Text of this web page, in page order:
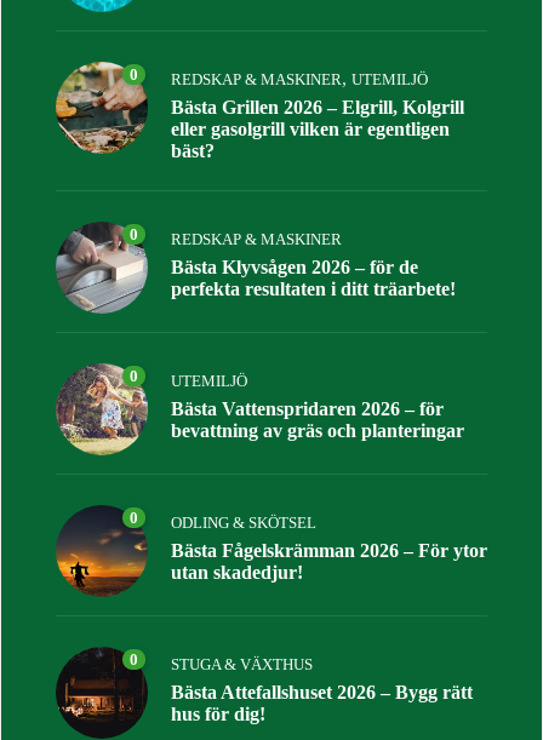
0 REDSKAP & MASKINER, UTEMILJÖ
Bästa Grillen 2026 – Elgrill, Kolgrill
eller gasolgrill vilken är egentligen
bäst?
0 REDSKAP & MASKINER
Bästa Klyvsågen 2026 – för de
perfekta resultaten i ditt träarbete!
0 UTEMILJÖ
Bästa Vattenspridaren 2026 – för
bevattning av gräs och planteringar
0 ODLING & SKÖTSEL
Bästa Fågelskrämman 2026 – För ytor
utan skadedjur!
0 STUGA & VÄXTHUS
Bästa Attefallshuset 2026 – Bygg rätt
hus för dig!